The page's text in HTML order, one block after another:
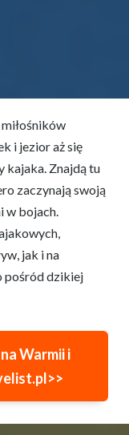
i jezior aż się
kajaka. Znajdą tu
zaczynają swoją
w bojach.
jak i na
pośród dzikiej
Warmii i